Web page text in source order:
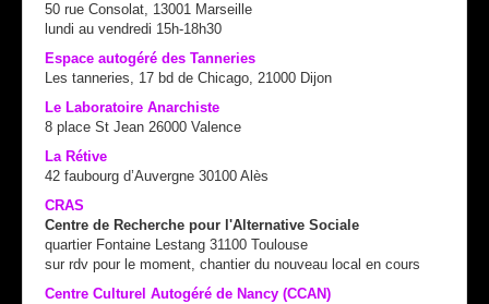
50 rue Consolat, 13001 Marseille
lundi au vendredi 15h-18h30
Espace autogéré des Tanneries
Les tanneries, 17 bd de Chicago, 21000 Dijon
Le Laboratoire Anarchiste
8 place St Jean 26000 Valence
La Rétive
42 faubourg d’Auvergne 30100 Alès
CRAS
Centre de Recherche pour l'Alternative Sociale
quartier Fontaine Lestang 31100 Toulouse
sur rdv pour le moment, chantier du nouveau local en cours
Centre Culturel Autogéré de Nancy (CCAN)